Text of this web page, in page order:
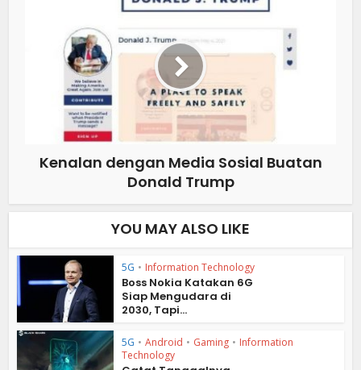
Kenalan dengan Media Sosial Buatan
Donald Trump
YOU MAY ALSO LIKE
5G • Information Technology
Boss Nokia Katakan 6G
Siap Mengudara di
2030, Tapi...
5G • Android • Gaming • Information
Technology